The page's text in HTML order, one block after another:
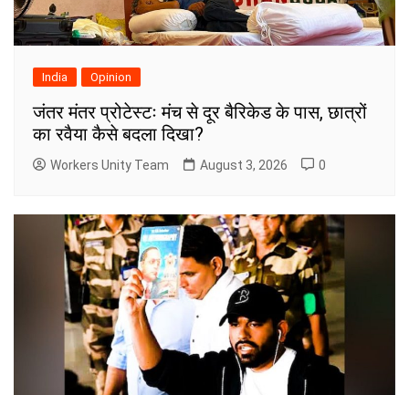
India Opinion
जंतर मंतर प्रोटेस्टः मंच से दूर बैरिकेड के पास, छात्रों
का रवैया कैसे बदला दिखा?
Workers Unity Team August 3, 2026 0